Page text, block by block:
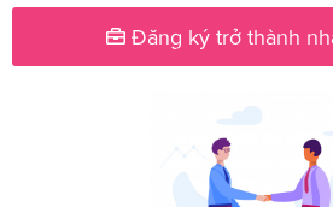
Đăng ký trở thành